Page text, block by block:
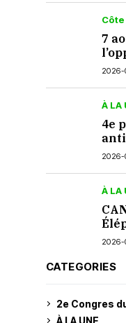
Côte
7
À LA
4e
À LA
CATEGORIES
2e Congres
À LA UNE